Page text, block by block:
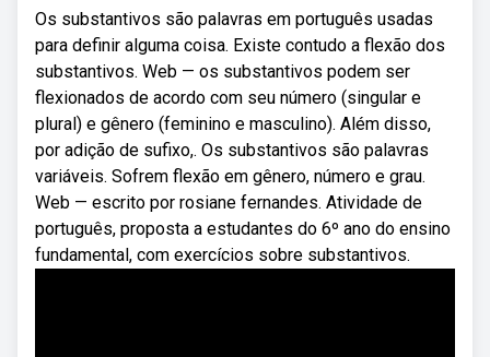
Os substantivos são palavras em português usadas
para definir alguma coisa. Existe contudo a flexão dos
substantivos. Web — os substantivos podem ser
flexionados de acordo com seu número (singular e
plural) e gênero (feminino e masculino). Além disso,
por adição de sufixo,. Os substantivos são palavras
variáveis. Sofrem flexão em gênero, número e grau.
Web — escrito por rosiane fernandes. Atividade de
português, proposta a estudantes do 6º ano do ensino
fundamental, com exercícios sobre substantivos.